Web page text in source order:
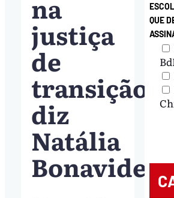
na
justiça
de
transição,
diz
Natália
Bonavides
QUE